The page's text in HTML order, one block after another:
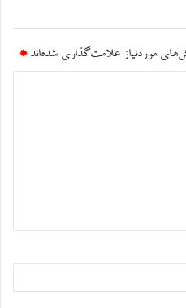
موردنیاز علامت‌گذاری شده‌اند *